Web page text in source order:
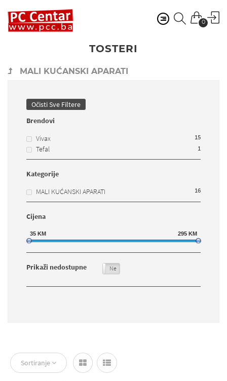
0
TOSTERI
MALI KUĆANSKI APARATI
Očisti Sve Filtere
Brendovi
Vivax
15
Tefal 1
Kategorije
MALI KUĆANSKI APARATI
16
Cijena
35 KM 295 KM
Prikaži nedostupne Ne
Sortiranje